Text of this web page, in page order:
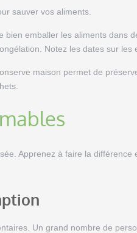
sauver vos aliments.
bien emballer les aliments dans
Notez les dates sur les
maison permet de
Apprenez à faire la différence
Un grand nombre de